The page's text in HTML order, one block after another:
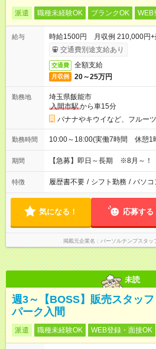
派遣 職種未経験OK ブランクOK WEB
給与
時給1500円 月収例 210,000円+
交通費別途支給あり
交通費 全額支給
月収例 20～25万円
勤務地
埼玉県飯能市
入間市駅から車15分
バナナやキウイなど、フルー
勤務時間 10:00～18:00(実働7時間 休憩1
期間 【急募】即日～長期 ※8月～！
特徴 履歴書不要 / シフト勤務 / パソコ
気になる！ 応募する
掲載元企業名 パーソルテンプスタ
未読
週3～【BOSS】販売スタッ
パーク入間
派遣 職種未経験OK WEB登録・面接OK